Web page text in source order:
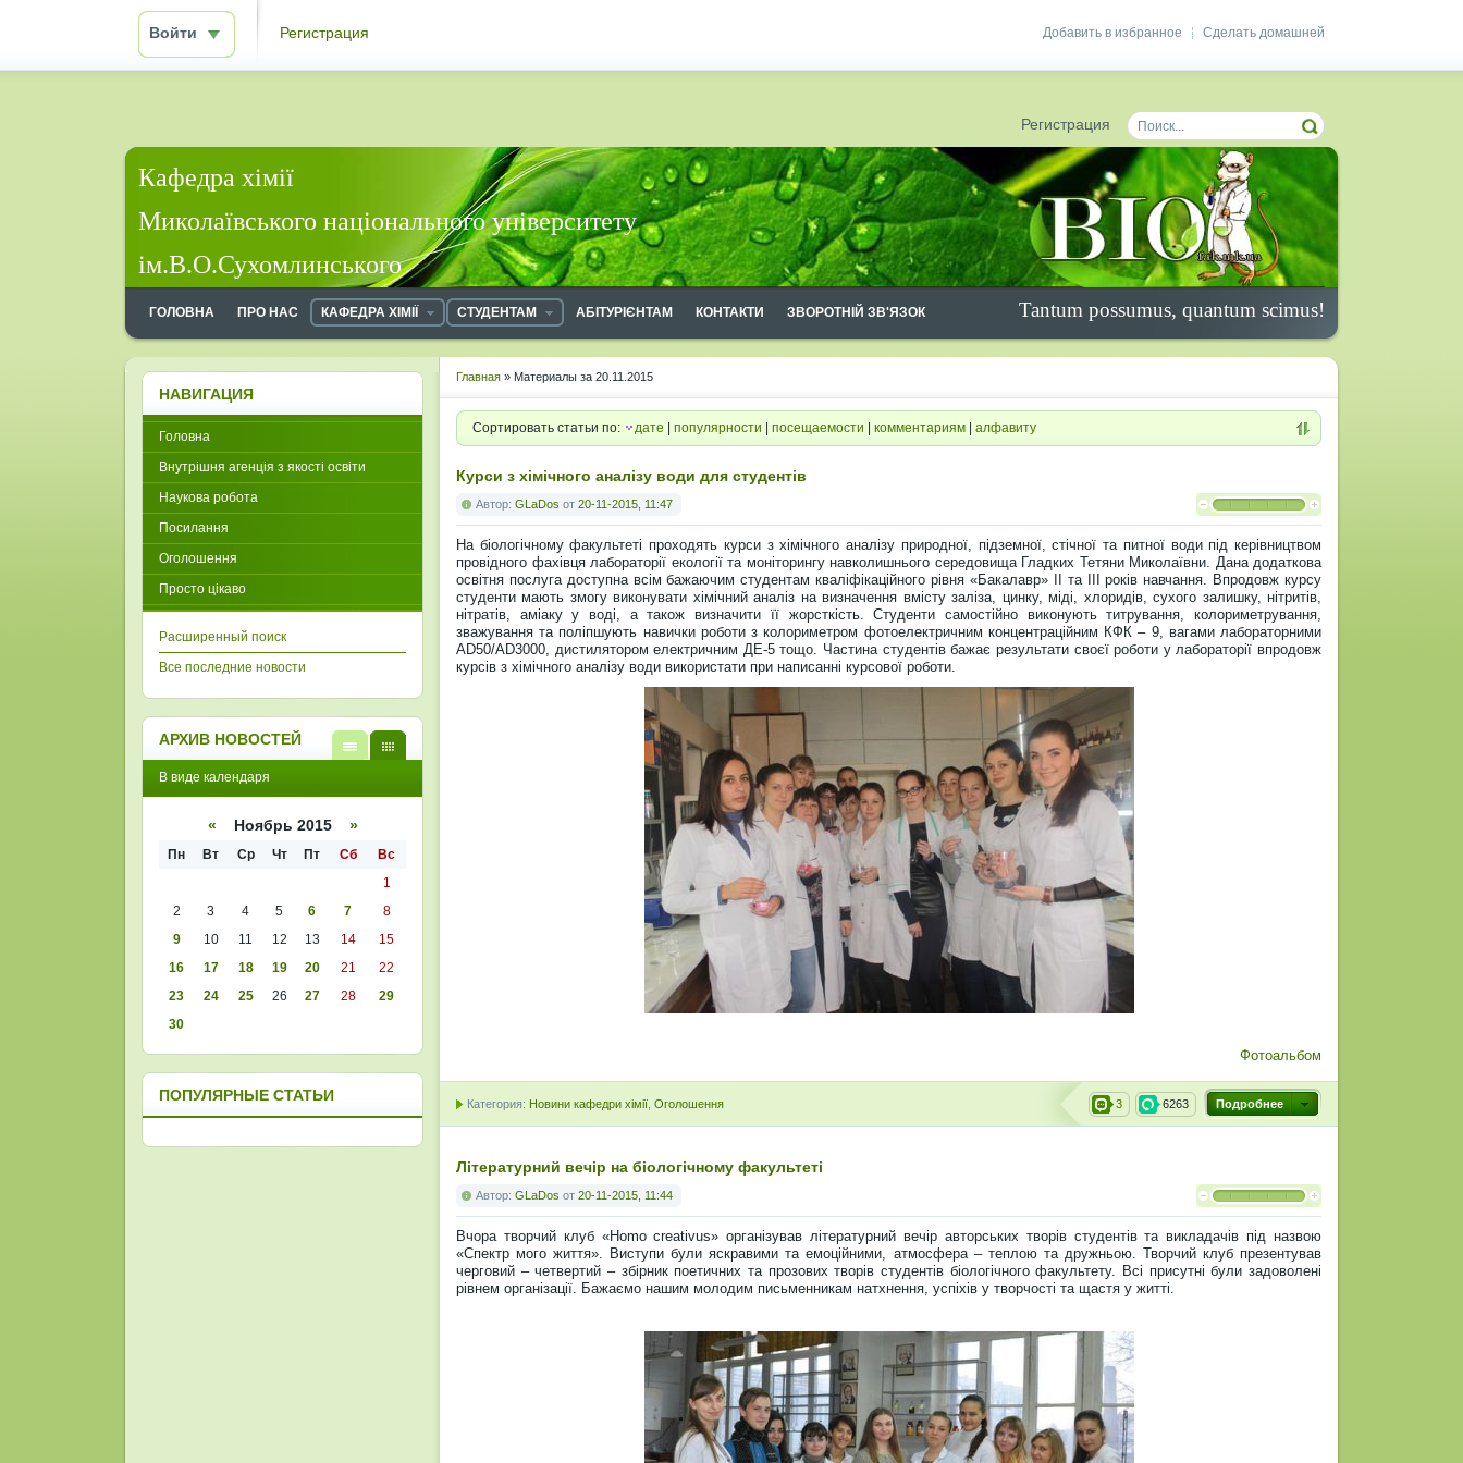
Сделать домашней
Добавить в избранное
Войти Регистрация
Регистрация
Кафедра хімії
Миколаївського національного університету
ім.В.О.Сухомлинського
Tantum possumus, quantum scimus!
ГОЛОВНА ПРО НАС КАФЕДРА ХІМІЇ СТУДЕНТАМ АБІТУРІЄНТАМ КОНТАКТИ ЗВОРОТНІЙ ЗВ'ЯЗОК
Главная » Материалы за 20.11.2015
Сортировать статьи по: дате популярности посещаемости комментариям алфавиту
Курси з хімічного аналізу води для студентів
Автор: GLaDos от 20-11-2015, 11:47
На біологічному факультеті проходять курси з хімічного аналізу природної, підземної, стічної та питної води під керівництвом
провідного фахівця лабораторії екології та моніторингу навколишнього середовища Гладких Тетяни Миколаївни. Дана додаткова
освітня послуга доступна всім бажаючим студентам кваліфікаційного рівня «Бакалавр» ІІ та ІІІ років навчання. Впродовж курсу
студенти мають змогу виконувати хімічний аналіз на визначення вмісту заліза, цинку, міді, хлоридів, сухого залишку, нітритів,
нітратів, аміаку у воді, а також визначити її жорсткість. Студенти самостійно виконують титрування, колориметрування,
зважування та поліпшують навички роботи з колориметром фотоелектричним концентраційним КФК – 9, вагами лабораторними
AD50/AD3000, дистилятором електричним ДЕ-5 тощо. Частина студентів бажає результати своєї роботи у лабораторії впродовж
курсів з хімічного аналізу води використати при написанні курсової роботи.
Фотоальбом
Подробнее
6263
3
Категория: Новини кафедри хімії Оголошення
Літературний вечір на біологічному факультеті
Автор: GLaDos от 20-11-2015, 11:44
Вчора творчий клуб «Homo creativus» організував літературний вечір авторських творів студентів та викладачів під назвою
«Спектр мого життя». Виступи були яскравими та емоційними, атмосфера – теплою та дружньою. Творчий клуб презентував
черговий – четвертий – збірник поетичних та прозових творів студентів біологічного факультету. Всі присутні були задоволені
рівнем організації. Бажаємо нашим молодим письменникам натхнення, успіхів у творчості та щастя у житті.
НАВИГАЦИЯ
Головна
Внутрішня агенція з якості освіти
Наукова робота
Посилання
Оголошення
Просто цікаво
Расширенный поиск
Все последние новости
АРХИВ НОВОСТЕЙ
кален
списк
В виде календаря
« Ноябрь 2015 »
Пн Вт Ср Чт Пт Сб
Вс
1
2
3 4 5 6 7
8
9
10 11 12 13 14
15
16
17 18 19 20 21
22
23
24 25 26 27 28
29
30
ПОПУЛЯРНЫЕ СТАТЬИ